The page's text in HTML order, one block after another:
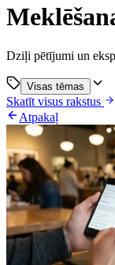
Dziļi pētījumi un
Visas tēmas
Skatīt visus rakstus
Atpakaļ